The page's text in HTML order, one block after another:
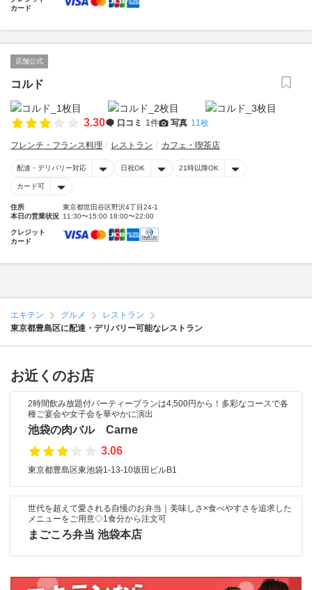
カード
店舗公式
コルド
3.30 口コミ 1件 写真 11枚
フレンチ・フランス料理 レストラン カフェ・喫茶店
配達・デリバリー対応 日祝OK 21時以降OK
カード可
住所
東京都世田谷区野沢4丁目24-1
本日の営業状況 11:30〜15:00 18:00〜22:00
クレジット
カード
エキテン グルメ
レストラン
東京都豊島区に配達・デリバリー可能なレストラン
お近くのお店
2時間飲み放題付パーティープランは4,500円から！多彩なコースで各
種ご宴会や女子会を華やかに演出
池袋の肉バル Carne
3.06
東京都豊島区東池袋1-13-10坂田ビルB1
世代を超えて愛される自慢のお弁当｜美味しさ×食べやすさを追求した
メニューをご用意◇1食分から注文可
まごころ弁当 池袋本店